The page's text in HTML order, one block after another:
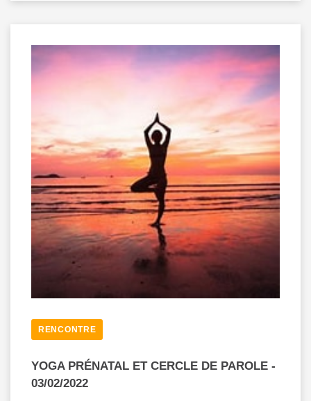
RENCONTRE
YOGA PRÉNATAL ET CERCLE DE PAROLE -
03/02/2022